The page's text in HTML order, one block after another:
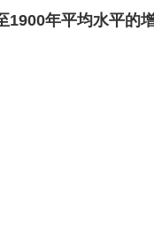
1900年平均水平的